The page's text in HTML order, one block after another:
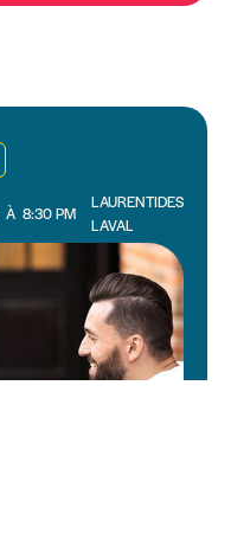
À 8:30 PM
LAURENTIDES
LAVAL